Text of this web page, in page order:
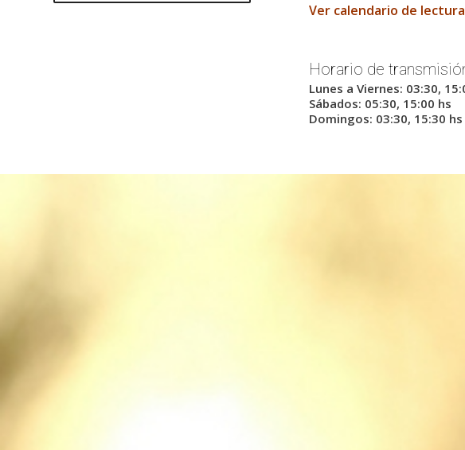
Ver calendario de
Horario de
Lunes a Viernes: 03:30,
Sábados: 05:30, 15:00 hs
Domingos: 03:30, 15:30 hs